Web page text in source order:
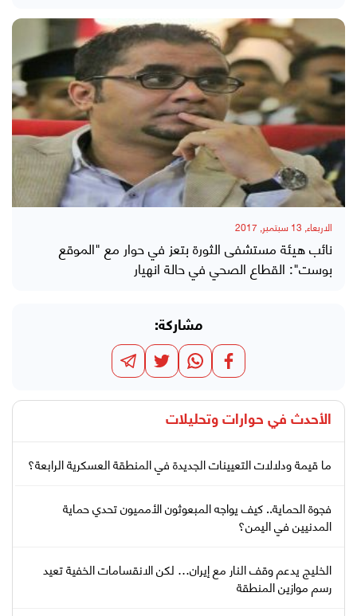
الاربعاء, 13 سبتمبر, 2017
نائب هيئة مستشفى الثورة بتعز في حوار مع "الموقع
بوست": القطاع الصحي في حالة انهيار
مشاركة:
الأحدث في حوارات وتحليلات
ما قيمة ودلالات التعيينات الجديدة في المنطقة العسكرية الرابعة؟
فجوة الحماية.. كيف يواجه المبعوثون الأمميون تحدي حماية
المدنيين في اليمن؟
الخليج يدعم وقف النار مع إيران… لكن الانقسامات الخفية تعيد
رسم موازين المنطقة